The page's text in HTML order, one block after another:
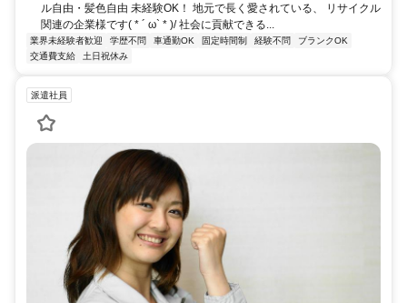
ル自由・髪色自由 未経験OK！ 地元で長く愛されている、 リサイクル
関連の企業様です( * ´ ω` * )/ 社会に貢献できる...
業界未経験者歓迎 学歴不問 車通勤OK 固定時間制 経験不問
ブランクOK
交通費支給
土日祝休み
派遣社員